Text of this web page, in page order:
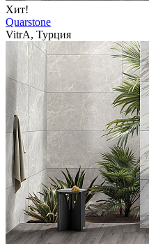
Хит!
Quarstone
VitrA, Турция